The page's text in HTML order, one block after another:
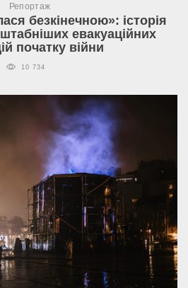
Репортаж
безкінечною»: історія
евакуаційних
початку війни
10 734